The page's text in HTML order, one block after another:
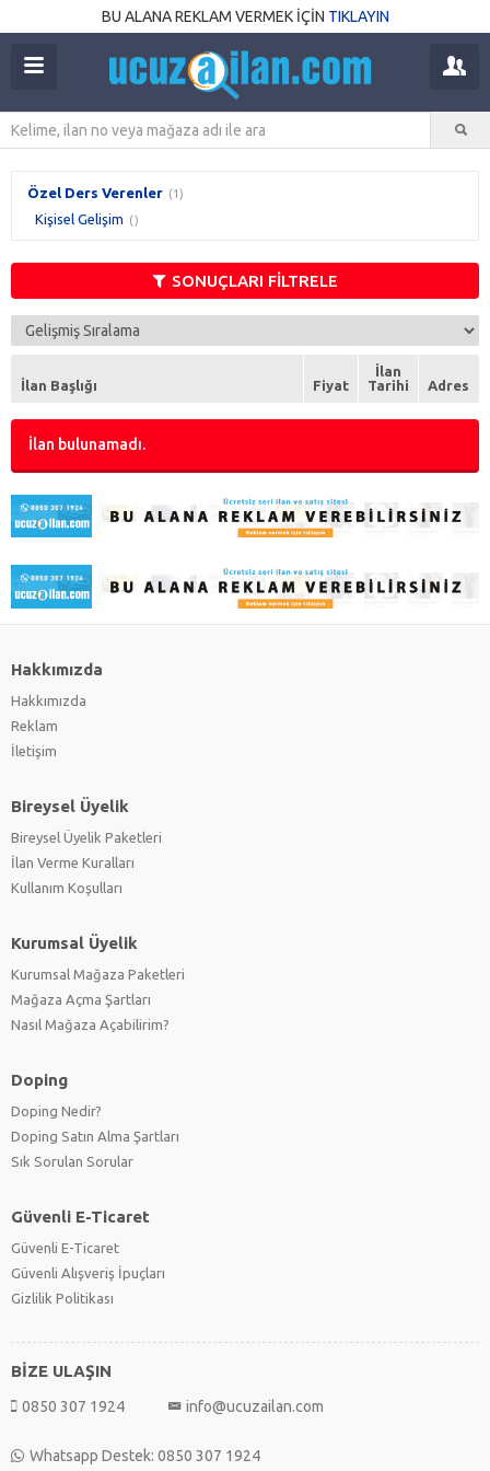
BU ALANA REKLAM VERMEK İÇİN TIKLAYIN
Özel Ders Verenler (1)
Kişisel Gelişim ()
SONUÇLARI FİLTRELE
İlan Başlığı Fiyat
İlan
Tarihi
Adres
İlan bulunamadı.
Hakkımızda
Hakkımızda
Reklam
İletişim
Bireysel Üyelik
Bireysel Üyelik Paketleri
İlan Verme Kuralları
Kullanım Koşulları
Kurumsal Üyelik
Kurumsal Mağaza Paketleri
Mağaza Açma Şartları
Nasıl Mağaza Açabilirim?
Doping
Doping Nedir?
Doping Satın Alma Şartları
Sık Sorulan Sorular
Güvenli E-Ticaret
Güvenli E-Ticaret
Güvenli Alışveriş İpuçları
Gizlilik Politikası
BİZE ULAŞIN
0850 307 1924 info@ucuzailan.com
Whatsapp Destek: 0850 307 1924